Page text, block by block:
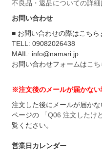
不良品・返品についての詳細
お問い合わせ
■ お問い合わせの際はこちら
TELL: 09082026438
MAIL: info@namari.jp
お問い合わせフォームはこち
※注文後のメールが届かない
注文した後にメールが届か
ページの
「Q06 注文したけ
覧ください。
営業日カレンダー